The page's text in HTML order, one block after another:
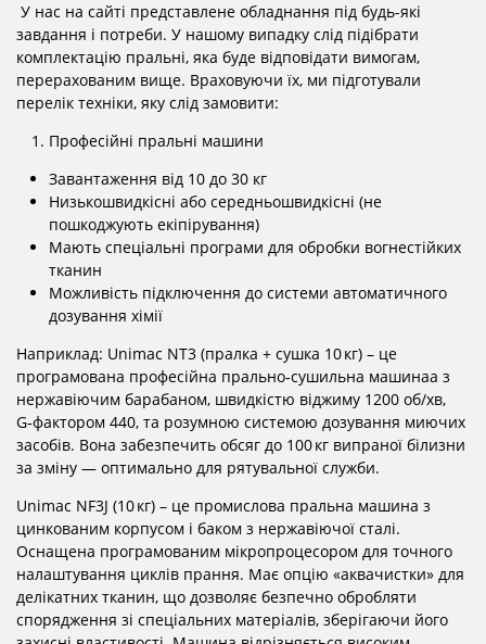
У нас на сайті представлене обладнання під будь-які
завдання і потреби. У нашому випадку слід підібрати
комплектацію пральні, яка буде відповідати вимогам,
перерахованим вище. Враховуючи їх, ми підготували
перелік техніки, яку слід замовити:
Професійні пральні машини
Завантаження від 10 до 30 кг
Низькошвидкісні або середньошвидкісні (не
пошкоджують екіпірування)
Мають спеціальні програми для обробки вогнестійких
тканин
Можливість підключення до системи автоматичного
дозування хімії
Наприклад: Unimac NT3 (пралка + сушка 10 кг) – це
програмована професійна прально‑сушильна машинаа з
нержавіючим барабаном, швидкістю віджиму 1200 об/хв,
G‑фактором 440, та розумною системою дозування миючих
засобів. Вона забезпечить обсяг до 100 кг випраної білизни
за зміну — оптимально для рятувальної служби.
Unimac NF3J (10 кг) – це промислова пральна машина з
цинкованим корпусом і баком з нержавіючої сталі.
Оснащена програмованим мікропроцесором для точного
налаштування циклів прання. Має опцію «аквачистки» для
делікатних тканин, що дозволяє безпечно обробляти
спорядження зі спеціальних матеріалів, зберігаючи його